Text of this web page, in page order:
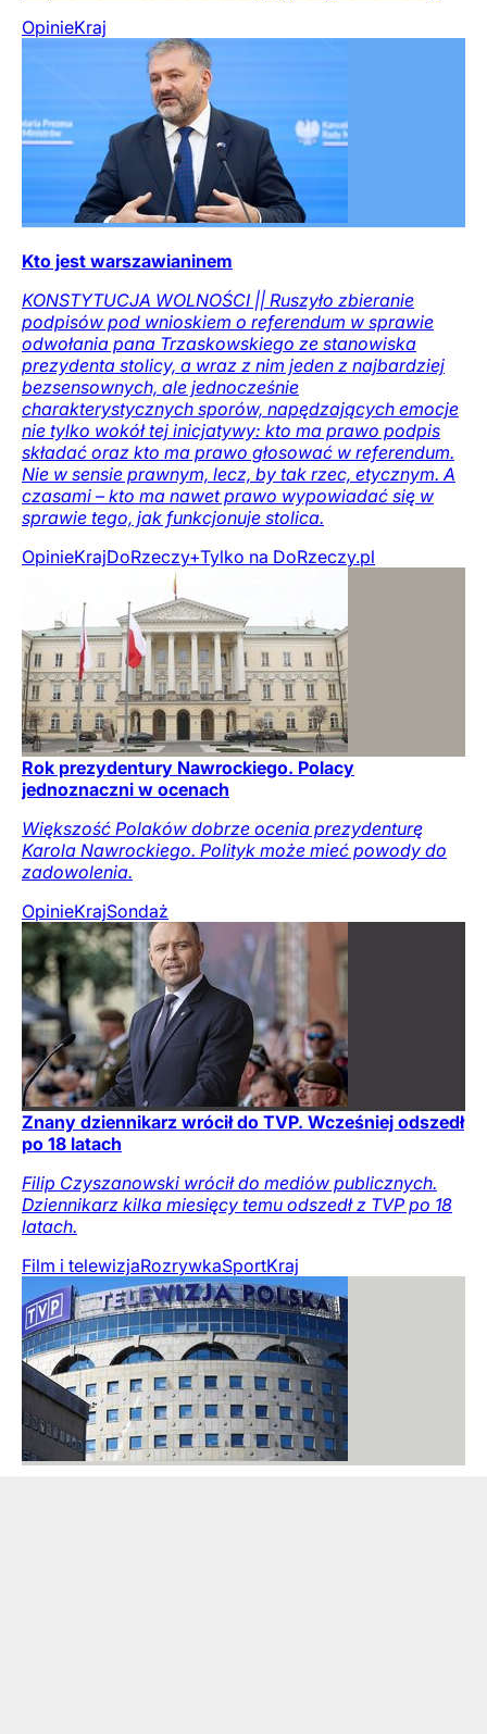
OpinieKraj
Kto jest warszawianinem
KONSTYTUCJA WOLNOŚCI || Ruszyło zbieranie
podpisów pod wnioskiem o referendum w sprawie
odwołania pana Trzaskowskiego ze stanowiska
prezydenta stolicy, a wraz z nim jeden z najbardziej
bezsensownych, ale jednocześnie
charakterystycznych sporów, napędzających emocje
nie tylko wokół tej inicjatywy: kto ma prawo podpis
składać oraz kto ma prawo głosować w referendum.
Nie w sensie prawnym, lecz, by tak rzec, etycznym. A
czasami – kto ma nawet prawo wypowiadać się w
sprawie tego, jak funkcjonuje stolica.
OpinieKrajDoRzeczy+Tylko na DoRzeczy.pl
Rok prezydentury Nawrockiego. Polacy
jednoznaczni w ocenach
Większość Polaków dobrze ocenia prezydenturę
Karola Nawrockiego. Polityk może mieć powody do
zadowolenia.
OpinieKrajSondaż
Znany dziennikarz wrócił do TVP. Wcześniej odszedł
po 18 latach
Filip Czyszanowski wrócił do mediów publicznych.
Dziennikarz kilka miesięcy temu odszedł z TVP po 18
latach.
Film i telewizjaRozrywkaSportKraj